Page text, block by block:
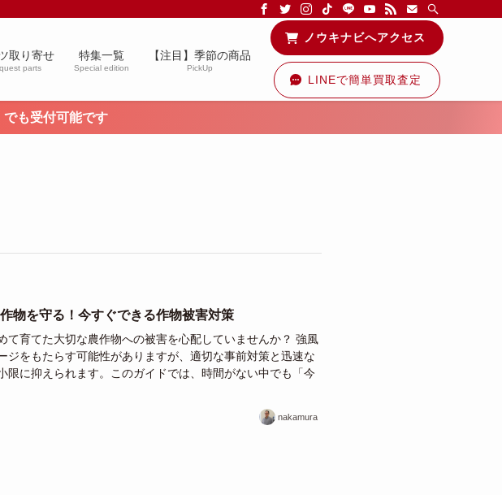
じて農業や農業機械に関する情報を配信中です！
取り寄せ
parts
特集一覧
Special edition
【注目】季節の商品
PickUp
ノウキナビへアクセス
LINEで簡単買取査定
も受付可能です
物を守る！今すぐできる作物被害対策
て育てた大切な農作物への被害を心配していませんか？ 強風
ジをもたらす可能性がありますが、適切な事前対策と迅速な
限に抑えられます。このガイドでは、時間がない中でも「今
nakamura